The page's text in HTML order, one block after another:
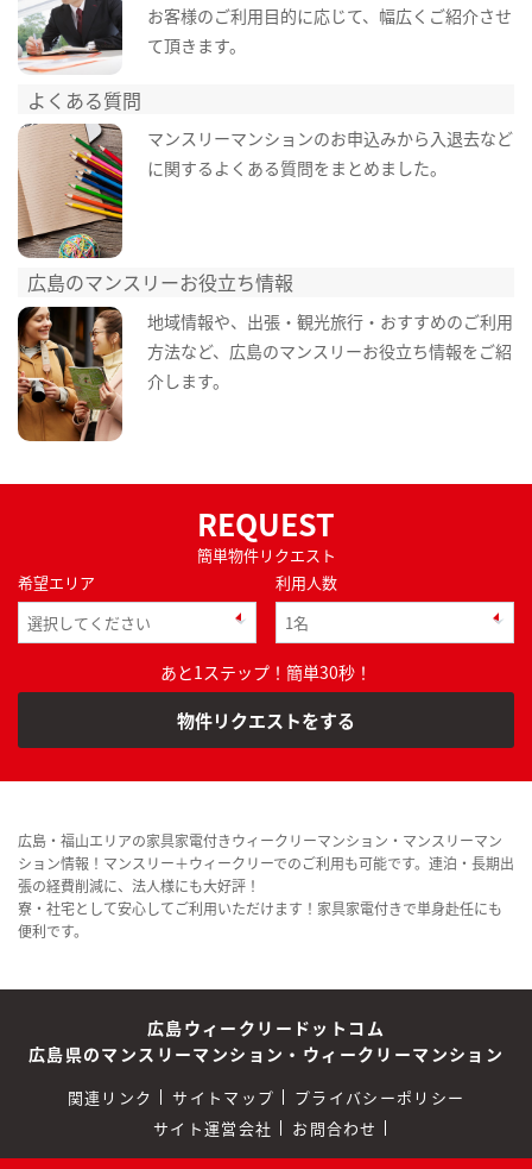
お客様のご利用目的に応じて、幅広くご紹介させ
て頂きます。
よくある質問
マンスリーマンションのお申込みから入退去など
に関するよくある質問をまとめました。
広島のマンスリーお役立ち情報
地域情報や、出張・観光旅行・おすすめのご利用
方法など、広島のマンスリーお役立ち情報をご紹
介します。
REQUEST
簡単物件リクエスト
希望エリア
利用人数
あと1ステップ！簡単30秒！
物件リクエストをする
広島・福山エリアの家具家電付きウィークリーマンション・マンスリーマン
ション情報！マンスリー＋ウィークリーでのご利用も可能です。連泊・長期出
張の経費削減に、法人様にも大好評！
寮・社宅として安心してご利用いただけます！家具家電付きで単身赴任にも
便利です。
広島ウィークリードットコム
広島県のマンスリーマンション・ウィークリーマンション
関連リンク サイトマップ
プライバシーポリシー
サイト運営会社
お問合わせ